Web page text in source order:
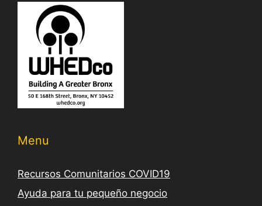
Menu
Recursos Comunitarios COVID19
Ayuda para tu pequeño negocio